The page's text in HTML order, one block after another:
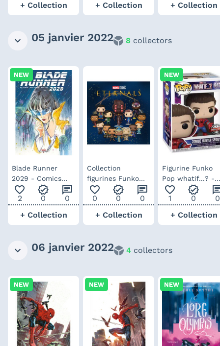
+ Collection
+ Collection
+ Collection
05 janvier 2022 8 collectors
NEW
Blade Runner
2029 - Comics
tome 1
favorite_outline
2
verified
0
chat
0
+ Collection
Collection
figurines Funko
Pop Les Eternals
favorite_outline
0
verified
0
chat
0
+ Collection
NEW
Figurine Funko
Pop whatif...? -
zombie en
man démasqué
favorite_outline
1
verified
0
0
+ Collection
06 janvier 2022 4 collectors
NEW NEW NEW